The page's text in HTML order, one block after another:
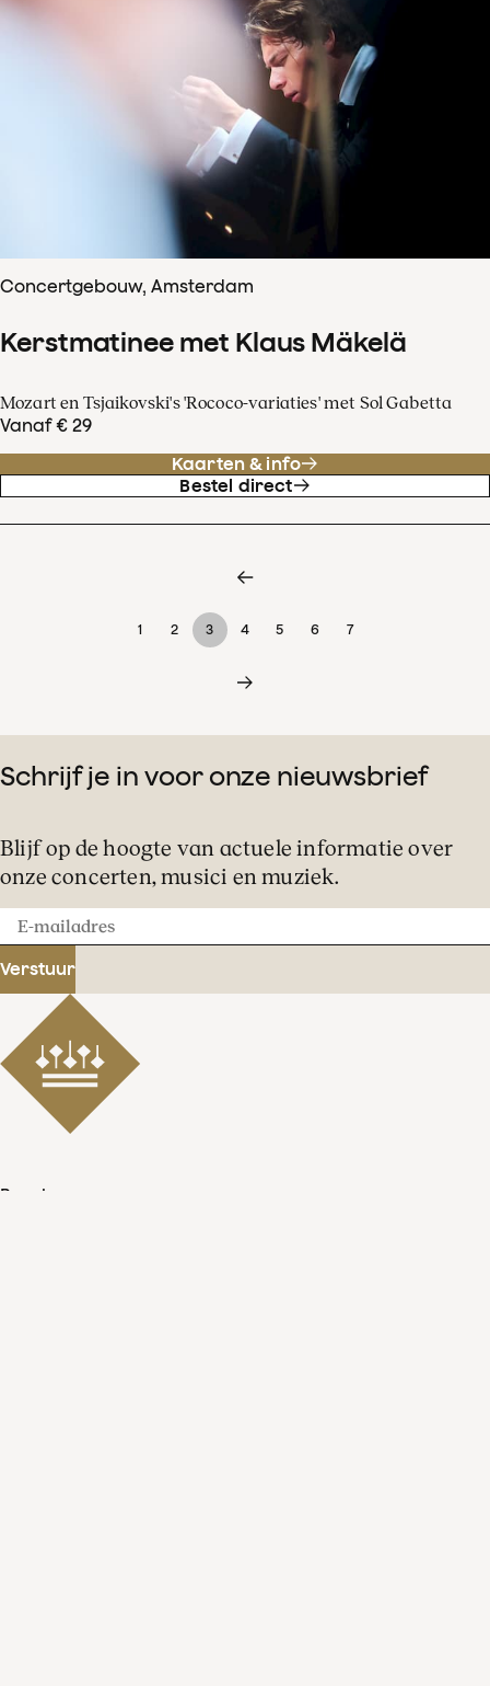
Concertgebouw, Amsterdam
Kerstmatinee met Klaus Mäkelä
Mozart en Tsjaikovski's 'Rococo-variaties' met Sol Gabetta
Vanaf € 29
Kaarten & info
Bestel direct
1 2 3 4 5 6 7
Schrijf je in voor onze nieuwsbrief
Blijf op de hoogte van actuele informatie over
onze concerten, musici en muziek.
E-
mailadres
Verstuur
Beschermvrouwe